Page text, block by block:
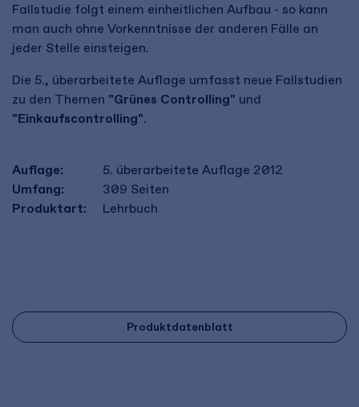
Fallstudie folgt einem einheitlichen Aufbau - so kann
man auch ohne Vorkenntnisse der anderen Fälle an
jeder Stelle einsteigen.
Die 5., überarbeitete Auflage umfasst neue Fallstudien
zu den Themen "Grünes Controlling" und
"Einkaufscontrolling".
Auflage:
5. überarbeitete Auflage 2012
Umfang:
309 Seiten
Produktart:
Lehrbuch
Produktdatenblatt